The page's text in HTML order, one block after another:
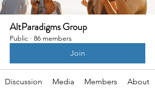
AltParadigms Group
Public · 86 members
Join
Discussion Media Members About